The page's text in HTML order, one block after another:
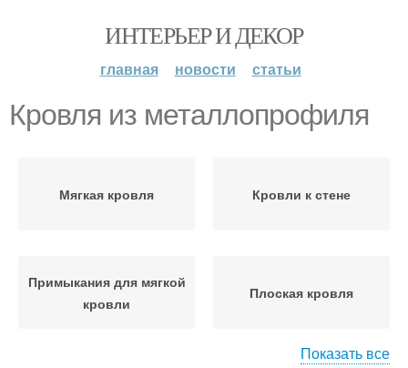
ИНТЕРЬЕР И ДЕКОР
главная новости статьи
Кровля из металлопрофиля
Мягкая кровля Кровли к стене
Примыкания для мягкой
кровли
Плоская кровля
Показать все